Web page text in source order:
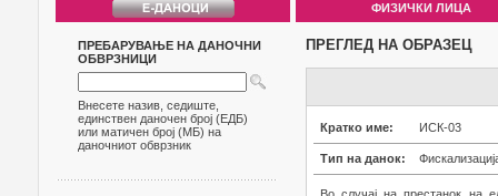
ФИЗИЧКИ ЛИЦА
ПРЕБАРУВАЊЕ НА ДАНОЧНИ
ОБВРЗНИЦИ
Внесете назив, седиште,
единствен даночен број (ЕДБ)
или матичен број (МБ) на
даночниот обврзник
ПРЕГЛЕД НА ОБРАЗЕЦ
Кратко име: ИСК-03
Тип на данок: